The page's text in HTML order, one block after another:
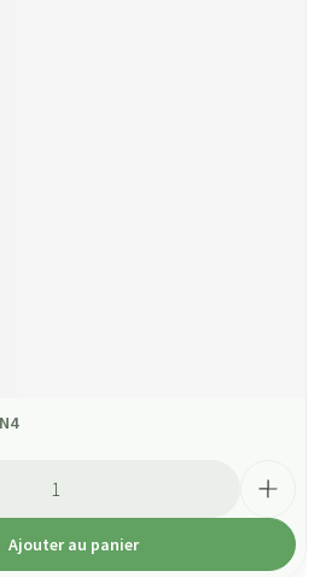
Ajouter au panier